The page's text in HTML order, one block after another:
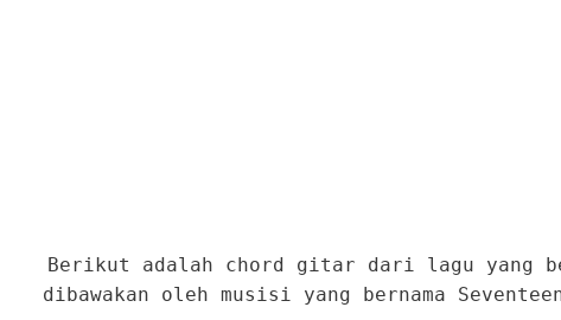
Berikut adalah chord gitar dari lagu yang
dibawakan oleh musisi yang bernama